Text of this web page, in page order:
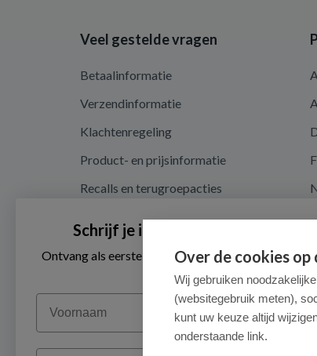
Veel gestelde vragen
Betaalinformatie
Verzendinformatie
Klachtenregeling
Product- en prijsinformatie
Recalls en terugroepacties
Privacy en cookieverklaring
Cookie instellingen
Algemene voorwaarden
Herroepingsrecht en retouren
Over de cookies op
Wij gebruiken
(websitegebruik meten),
kunt uw keuze altijd
onderstaande link.
Schrijf je in voor onze nieuwsbrief
Ontvang als eerste de beste aanbiedingen en
Voornaam